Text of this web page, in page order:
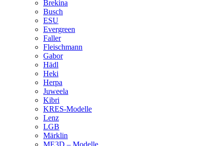
Brekina
Busch
ESU
Evergreen
Faller
Fleischmann
Gabor
Hädl
Heki
Herpa
Juweela
Kibri
KRES-Modelle
Lenz
LGB
Märklin
ME3D – Modelle